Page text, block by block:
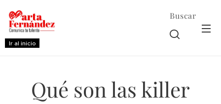
Ir al inicio
Buscar
Qué son las killer